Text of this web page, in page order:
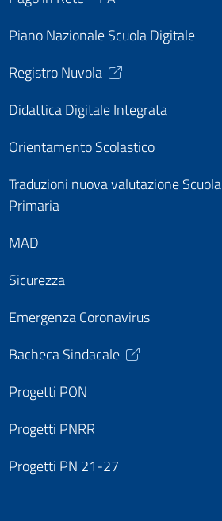
Piano Nazionale Scuola Digitale
Registro Nuvola
Didattica Digitale Integrata
Orientamento Scolastico
Traduzioni nuova valutazione Scuola
Primaria
MAD
Sicurezza
Emergenza Coronavirus
Bacheca Sindacale
Progetti PON
Progetti PNRR
Progetti PN 21-27